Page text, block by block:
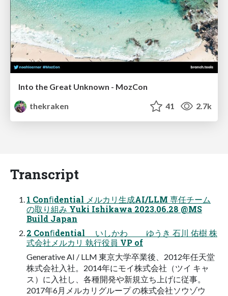
Into the Great Unknown - MozCon
thekraken
41 2.7k
Transcript
1 Conﬁdential メルカリ生成AI/LLM 専任チーム
の取り組み Yuki Ishikawa 2023.06.28 @MS
Build Japan
2 Conﬁdential いしかわ ゆうき 石川 佑樹 株
式会社メルカリ 執行役員 VP of
Generative AI / LLM 東京大学卒業後、2012年任天堂
株式会社入社。2014年にモイ株式会社（ツイ キャ
ス）に入社し、各種開発や新規立ち上げに従事。
2017年6月メルカリグループ の株式会社ソウゾウ